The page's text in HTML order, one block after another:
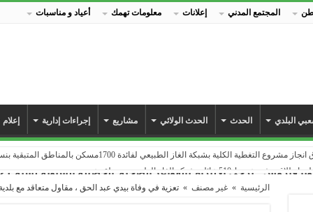
المجتمع المدني إعلانات معلومات تهمك أعياد و مناسبات
البلدي الحدث الحدث الولائي مشاريع إجراءات إدارية إعلام
الكلية بشبكة الغاز الطبيعي لفائدة 1700مسكن بالمناطق المتبقية بنسبة 100٪
الغاز الطبيعي بمنطقة عين جوهرة
جوهرة بشبكة الغاز الطبيعي…
الوطني للبلدية
: يرجى الالتزام بالقواعد الصحيةالحصيلة السنوية لسنة 2021 Bilan des projets
الرئيسية » غير مصنف » تعزية في وفاة بيدي عبد الحق ، مقاول متعاقد مع